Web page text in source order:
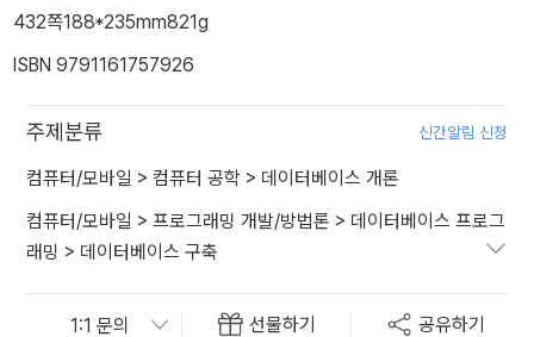
432쪽188*235mm821g
ISBN 9791161757926
주제분류 신간알림 신청
컴퓨터/모바일 > 컴퓨터 공학 > 데이터베이스 개론
컴퓨터/모바일 > 프로그래밍 개발/방법론 > 데이터베이스 프로그
래밍 > 데이터베이스 구축
선물하기 공유하기